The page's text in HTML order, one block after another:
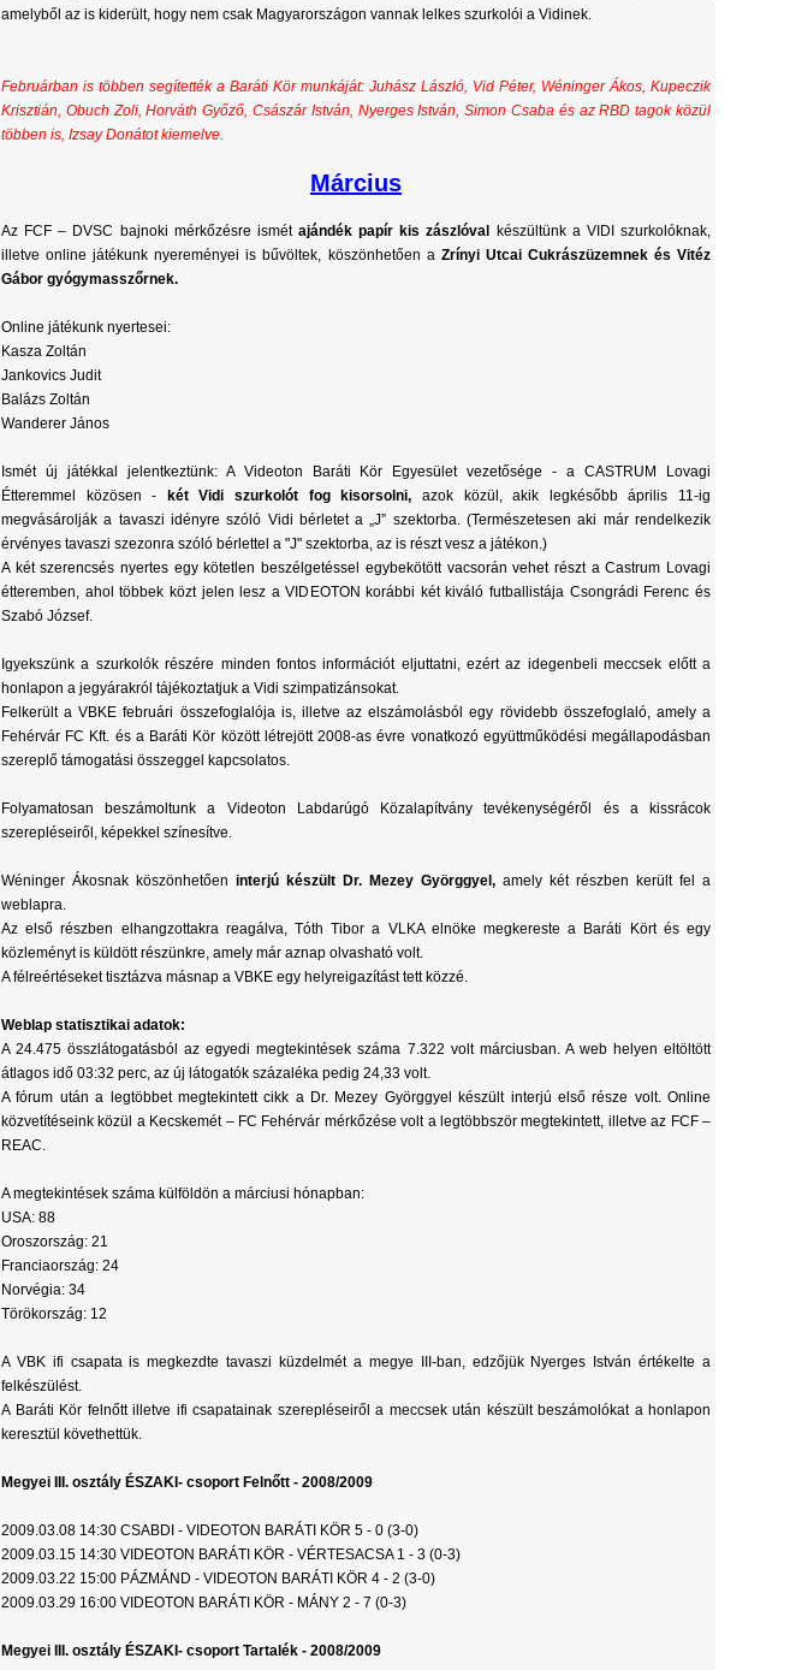
amelyből az is kiderült, hogy nem csak Magyarországon vannak lelkes szurkolói a Vidinek.
Februárban is többen segítették a Baráti Kör munkáját: Juhász László, Vid Péter, Wéninger Ákos, Kupeczik
Krisztián, Obuch Zoli, Horváth Győző, Császár István, Nyerges István, Simon Csaba és az RBD tagok közül
többen is, Izsay Donátot kiemelve.
Március
Az FCF – DVSC bajnoki mérkőzésre ismétajándék papír kis zászlóval
készültünk a VIDI szurkolóknak,
illetve online játékunk nyereményei is bűvöltek, köszönhetően a Zrínyi Utcai Cukrászüzemnek és Vitéz
Gábor gyógymasszőrnek.
Online játékunk nyertesei:
Kasza Zoltán
Jankovics Judit
Balázs Zoltán
Wanderer János
Ismét új játékkal jelentkeztünk: A Videoton Baráti Kör Egyesület vezetősége - a CASTRUM Lovagi
Étteremmel közösen -
két Vidi szurkolót fog kisorsolni, azok közül, akik legkésőbb április 11-ig
megvásárolják a tavaszi idényre szóló Vidi bérletet a „J” szektorba. (Természetesen aki már rendelkezik
érvényes tavaszi szezonra szóló bérlettel a "J" szektorba, az is részt vesz a játékon.)
A két szerencsés nyertes egy kötetlen beszélgetéssel egybekötött vacsorán vehet részt a Castrum Lovagi
étteremben, ahol többek közt jelen lesz a VIDEOTON korábbi két kiváló futballistája Csongrádi Ferenc és
Szabó József.
Igyekszünk a szurkolók részére minden fontos információt eljuttatni, ezért az idegenbeli meccsek előtt a
honlapon a jegyárakról tájékoztatjuk a Vidi szimpatizánsokat.
Felkerült a VBKE februári összefoglalója is, illetve az elszámolásból egy rövidebb összefoglaló, amely a
Fehérvár FC Kft. és a Baráti Kör között létrejött 2008-as évre vonatkozó együttműködési megállapodásban
szereplő támogatási összeggel kapcsolatos.
Folyamatosan beszámoltunk a Videoton Labdarúgó Közalapítvány tevékenységéről és a kissrácok
szerepléseiről, képekkel színesítve.
Wéninger Ákosnak köszönhetően interjú készült Dr. Mezey Györggyel, amely két részben került fel a
weblapra.
Az első részben elhangzottakra reagálva, Tóth Tibor a VLKA elnöke megkereste a Baráti Kört és egy
közleményt is küldött részünkre, amely már aznap olvasható volt.
A félreértéseket tisztázva másnap a VBKE egy helyreigazítást tett közzé.
Weblap statisztikai adatok:
A 24.475 összlátogatásból az egyedi megtekintések száma 7.322 volt márciusban. A web helyen eltöltött
átlagos idő 03:32 perc, az új látogatók százaléka pedig 24,33 volt.
A fórum után a legtöbbet megtekintett cikk a Dr. Mezey Györggyel készült interjú első része volt. Online
közvetítéseink közül a Kecskemét – FC Fehérvár mérkőzése volt a legtöbbször megtekintett, illetve az FCF –
REAC.
A megtekintések száma külföldön a márciusi hónapban:
USA: 88
Oroszország: 21
Franciaország: 24
Norvégia: 34
Törökország: 12
A VBK ifi csapata is megkezdte tavaszi küzdelmét a megye III-ban, edzőjük Nyerges István értékelte a
felkészülést.
A Baráti Kör felnőtt illetve ifi csapatainak szerepléseiről a meccsek után készült beszámolókat a honlapon
keresztül követhettük.
Megyei III. osztály ÉSZAKI- csoport Felnőtt - 2008/2009
2009.03.08 14:30 CSABDI - VIDEOTON BARÁTI KÖR 5 - 0 (3-0)
2009.03.15 14:30 VIDEOTON BARÁTI KÖR - VÉRTESACSA 1 - 3 (0-3)
2009.03.22 15:00 PÁZMÁND - VIDEOTON BARÁTI KÖR 4 - 2 (3-0)
2009.03.29 16:00 VIDEOTON BARÁTI KÖR - MÁNY 2 - 7 (0-3)
Megyei III. osztály ÉSZAKI- csoport Tartalék - 2008/2009